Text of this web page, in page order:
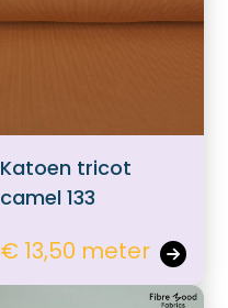
Katoen tricot
camel 133
€ 13,50 meter